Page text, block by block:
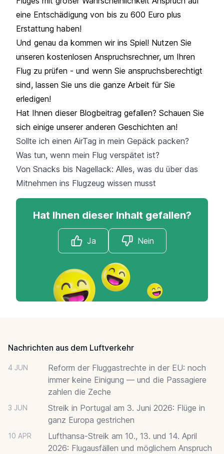
eine Entschädigung von bis zu 600 Euro plus
Erstattung haben!
Und genau da kommen wir ins Spiel! Nutzen Sie
unseren kostenlosen Anspruchsrechner, um Ihren
Flug zu prüfen - und wenn Sie anspruchsberechtigt
sind, lassen Sie uns die ganze Arbeit für Sie
erledigen!
Hat Ihnen dieser Blogbeitrag gefallen? Schauen Sie
sich einige unserer anderen Geschichten an!
Sollte ich einen AirTag in mein Gepäck packen?
Was tun, wenn mein Flug verspätet ist?
Von Snacks bis Nagellack: Alles, was du über das
Mitnehmen ins Flugzeug wissen musst
Hat Ihnen dieser Inhalt gefallen?
Ja Nein
Nachrichten aus dem Luftverkehr
4 JUN
Reform der Fluggastrechte in der EU: noch
immer keine Einigung — und die Passagiere
zahlen die Zeche
3 JUN
Streik in Portugal am 3. Juni 2026: Flüge in
ganz Europa gestrichen
10 APR
Lufthansa-Streik am 10., 13. und 14. April
2026: Flugausfällen und möglichem Anspruch